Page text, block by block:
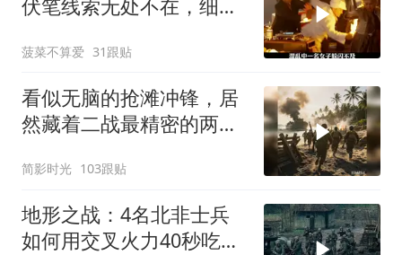
伏笔线索无处不在，细节
菠菜不算爱 31跟贴
看似无脑的抢滩冲锋，居
然藏着二战最精密的两栖
简影时光 103跟贴
地形之战：4名北非士兵
如何用交叉火力40秒吃掉